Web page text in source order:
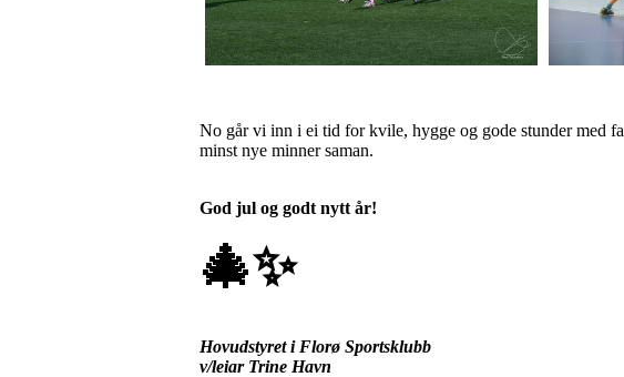
No går vi inn i ei tid for kvile, hygge og gode stunder med
minst nye minner saman.
God jul og godt nytt år!
🎄✨
Hovudstyret i Florø Sportsklubb
v/leiar Trine Havn